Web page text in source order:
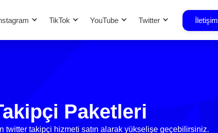
TikTok YouTube Twitter İletişim
Paketleri
twitter takipçi hizmeti satın alarak yükselişe geçebilirsiniz.